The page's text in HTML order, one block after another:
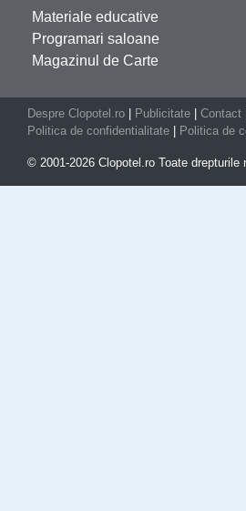
Materiale educative
Programari saloane
Magazinul de Carte
Despre Clopotel.ro Publicitate Contact
Politica de confidentialitate
Politica de
© 2001-2026 Clopotel.ro Toate drepturile